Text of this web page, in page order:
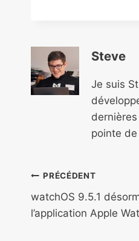
Steve
Je suis
pointe
Navigation
de
l’article
PRÉCÉDENT
watchOS 9.5.1
l’application Apple